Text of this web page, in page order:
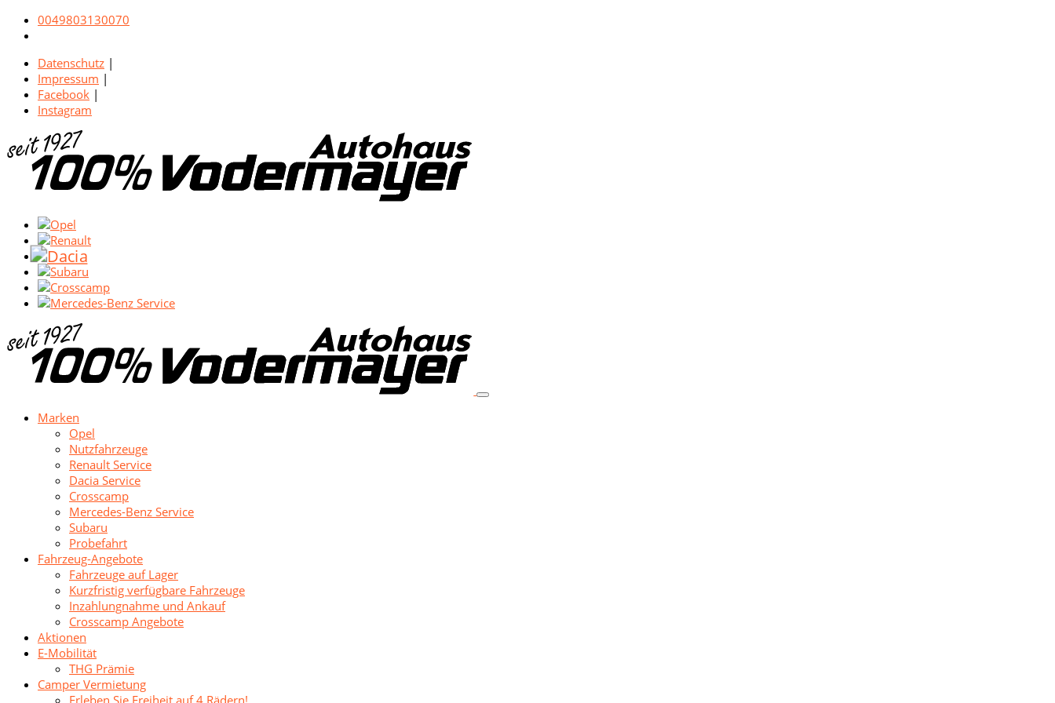
0049803130070
Datenschutz |
Impressum |
Facebook |
Instagram
Marken
Opel
Nutzfahrzeuge
Renault Service
Dacia Service
Crosscamp
Mercedes-Benz Service
Subaru
Probefahrt
Fahrzeug-Angebote
Fahrzeuge auf Lager
Kurzfristig verfügbare Fahrzeuge
Inzahlungnahme und Ankauf
Crosscamp Angebote
Aktionen
E-Mobilität
THG Prämie
Camper Vermietung
Erleben Sie Freiheit auf 4 Rädern!